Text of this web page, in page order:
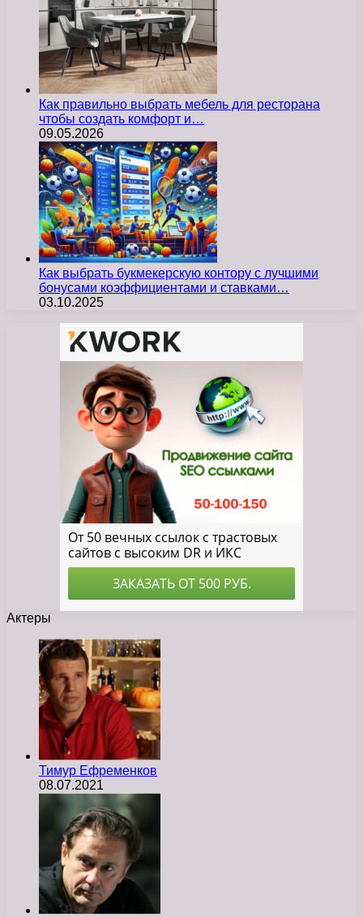
Как правильно выбрать мебель для ресторана
чтобы создать комфорт и…
09.05.2026
Как выбрать букмекерскую контору с лучшими
бонусами коэффициентами и ставками…
03.10.2025
Актеры
Тимур Ефременков
08.07.2021